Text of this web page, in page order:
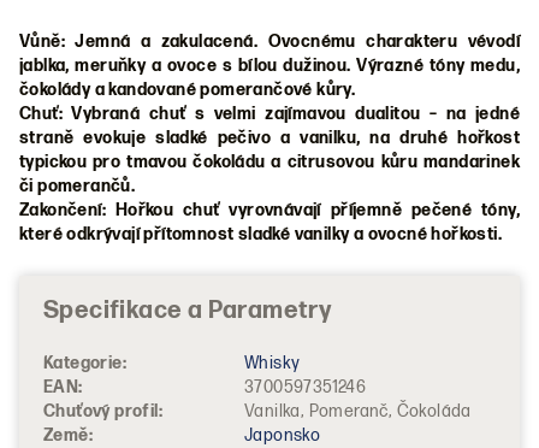
Vůně: Jemná a zakulacená. Ovocnému charakteru vévodí
jablka, meruňky a ovoce s bílou dužinou. Výrazné tóny medu,
čokolády a kandované pomerančové kůry.
Chuť: Vybraná chuť s velmi zajímavou dualitou – na jedné
straně evokuje sladké pečivo a vanilku, na druhé hořkost
typickou pro tmavou čokoládu a citrusovou kůru mandarinek
či pomerančů.
Zakončení: Hořkou chuť vyrovnávají příjemně pečené tóny,
které odkrývají přítomnost sladké vanilky a ovocné hořkosti.
Kategorie:
Whisky
EAN:
3700597351246
Chuťový profil :
Vanilka, Pomeranč, Čokoláda
Země:
Japonsko